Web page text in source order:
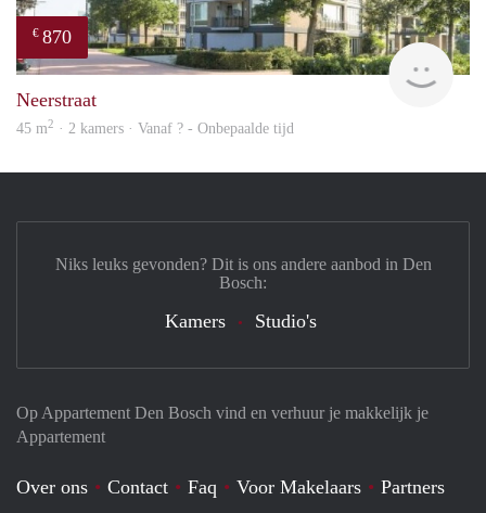
€ 870
Neerstraat
45 m2 · 2 kamers · Vanaf ? - Onbepaalde tijd
Op Appartement Den Bosch vind en verhuur je makkelijk je
Appartement
Over ons Contact Faq Voor Makelaars Partners
Niks leuks gevonden? Dit is ons andere aanbod in Den
Bosch:
Kamers Studio's